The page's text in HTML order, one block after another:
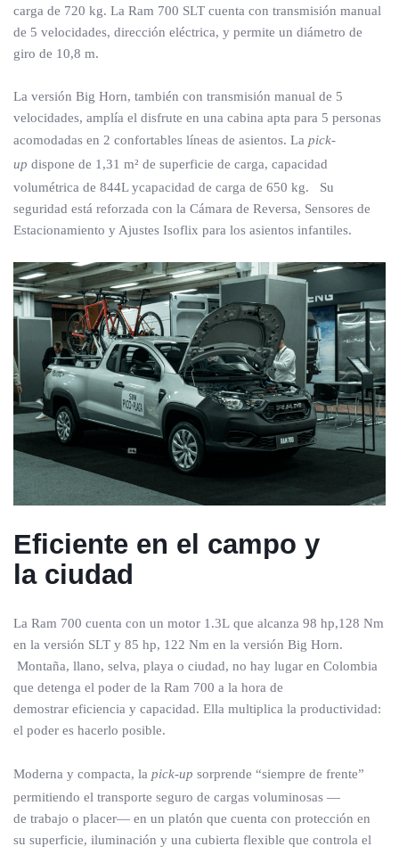
carga de 720 kg. La Ram 700 SLT cuenta con transmisión manual
de 5 velocidades, dirección eléctrica, y permite un diámetro de
giro de 10,8 m.
La versión Big Horn, también con transmisión manual de 5
velocidades, amplía el disfrute en una cabina apta para 5 personas
acomodadas en 2 confortables líneas de asientos. La pick-
up dispone de 1,31 m² de superficie de carga, capacidad
volumétrica de 844L ycapacidad de carga de 650 kg. Su
seguridad está reforzada con la Cámara de Reversa, Sensores de
Estacionamiento y Ajustes Isoflix para los asientos infantiles.
Eficiente en el campo y
la ciudad
La Ram 700 cuenta con un motor 1.3L que alcanza 98 hp,128 Nm
en la versión SLT y 85 hp, 122 Nm en la versión Big Horn.
Montaña, llano, selva, playa o ciudad, no hay lugar en Colombia
que detenga el poder de la Ram 700 a la hora de
demostrar eficiencia y capacidad. Ella multiplica la productividad:
el poder es hacerlo posible.
Moderna y compacta, la pick-up sorprende “siempre de frente”
permitiendo el transporte seguro de cargas voluminosas —
de trabajo o placer— en un platón que cuenta con protección en
su superficie, iluminación y una cubierta flexible que controla el